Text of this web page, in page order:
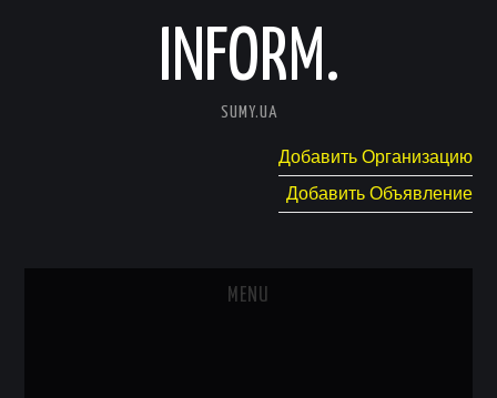
INFORM.
SUMY.UA
Добавить Организацию
Добавить Объявление
MENU